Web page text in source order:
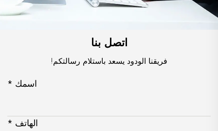
اتصل بنا
فريقنا الودود يسعد باستلام رسالتكم!
اسمك *
الهاتف *